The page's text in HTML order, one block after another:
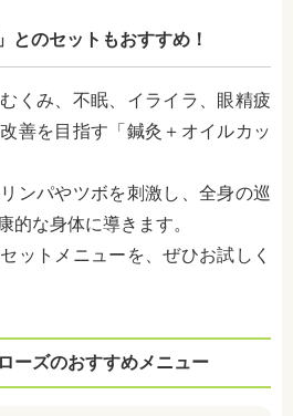
とのセットもおすすめ！
くみ、不眠、イライラ、眼精疲
善を目指す「鍼灸＋オイルカッ
ンパやツボを刺激し、全身の巡
的な身体に導きます。
ットメニューを、ぜひお試しく
ーズのおすすめメニュー